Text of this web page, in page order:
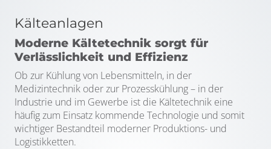
Kälteanlagen
Moderne Kältetechnik sorgt für
Verlässlichkeit und Effizienz
Ob zur Kühlung von Lebensmitteln, in der
Medizintechnik oder zur Prozesskühlung – in der
Industrie und im Gewerbe ist die Kältetechnik eine
häufig zum Einsatz kommende Technologie und somit
wichtiger Bestandteil moderner Produktions- und
Logistikketten.